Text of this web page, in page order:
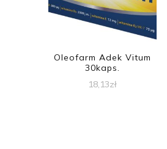
Oleofarm Adek Vitum
30kaps.
18,13zł